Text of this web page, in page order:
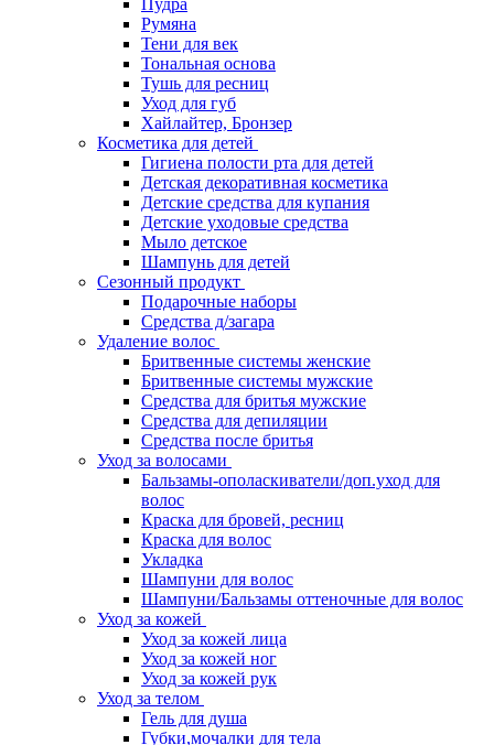
Пудра
Румяна
Тени для век
Тональная основа
Тушь для ресниц
Уход для губ
Хайлайтер, Бронзер
Косметика для детей
Гигиена полости рта для детей
Детская декоративная косметика
Детские средства для купания
Детские уходовые средства
Мыло детское
Шампунь для детей
Сезонный продукт
Подарочные наборы
Средства д/загара
Удаление волос
Бритвенные системы женские
Бритвенные системы мужские
Средства для бритья мужские
Средства для депиляции
Средства после бритья
Уход за волосами
Бальзамы-ополаскиватели/доп.уход для
волос
Краска для бровей, ресниц
Краска для волос
Укладка
Шампуни для волос
Шампуни/Бальзамы оттеночные для волос
Уход за кожей
Уход за кожей лица
Уход за кожей ног
Уход за кожей рук
Уход за телом
Гель для душа
Губки,мочалки для тела